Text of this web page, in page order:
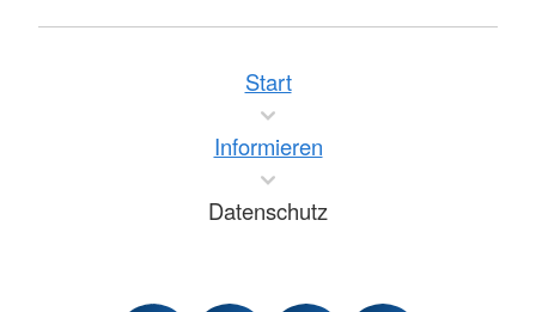
Start
Informieren
Datenschutz